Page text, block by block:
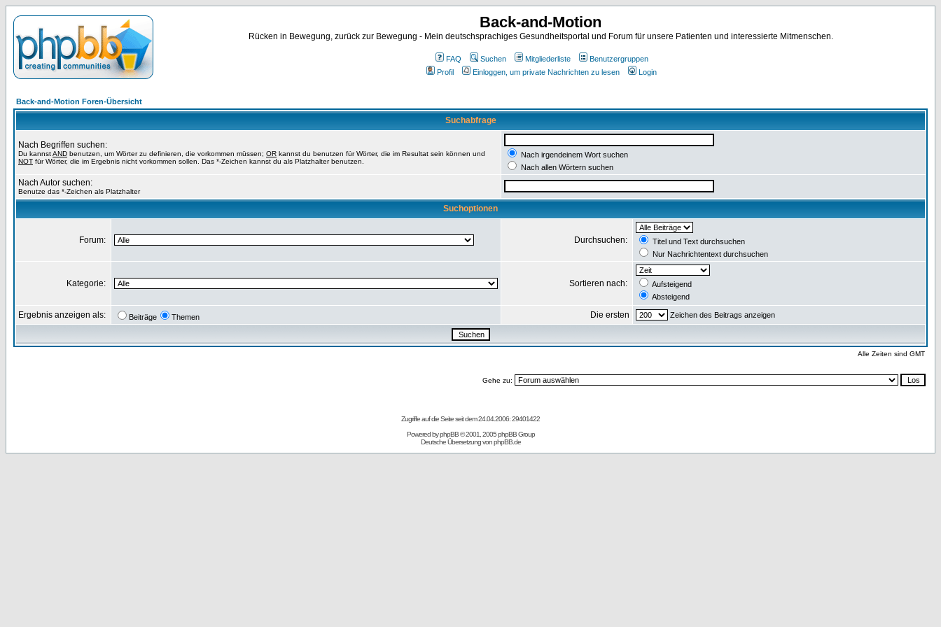
Back-and-Motion
Rücken in Bewegung, zurück zur Bewegung - Mein deutschsprachiges Gesundheitsportal und Forum für unsere Patienten und interessierte Mitmenschen.
FAQ Suchen Mitgliederliste
Benutzergruppen
Profil
Einloggen, um private Nachrichten zu lesen Login
Back-and-Motion Foren-Übersicht
Suchabfrage
Nach Begriffen suchen:
Du kannstAND benutzen, um Wörter zu definieren, die vorkommen müssen; OR kannst du benutzen für Wörter, die im Resultat sein können und
NOT für Wörter, die im Ergebnis nicht vorkommen sollen. Das *-Zeichen kannst du als Platzhalter benutzen.
Nach irgendeinem Wort suchen
Nach allen Wörtern suchen
Nach Autor suchen:
Benutze das *-Zeichen als Platzhalter
Suchoptionen
Forum: Durchsuchen:
Titel und Text durchsuchen
Nur Nachrichtentext durchsuchen
Kategorie: Sortieren nach:
Aufsteigend
Absteigend
Ergebnis anzeigen als: Beiträge Themen Die ersten Zeichen des Beitrags anzeigen
Alle Zeiten sind GMT
Gehe zu:
Zugriffe auf die Seite seit dem 24.04.2006: 29401422
Powered byphpBB© 2001, 2005 phpBB Group
Deutsche Übersetzung vonphpBB.de